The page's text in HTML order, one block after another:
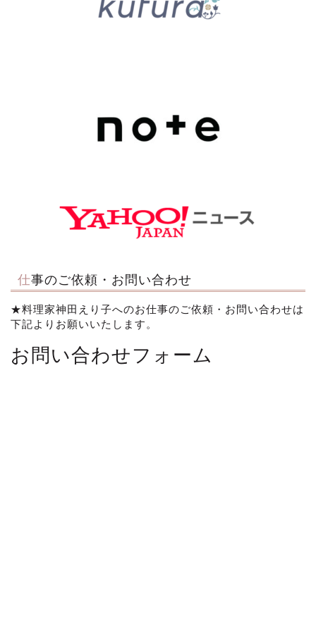
仕事のご依頼・お問い合わせ
★料理家神田えり子へのお仕事のご依頼・お問い合わせは
下記よりお願いいたします。
お問い合わせフォーム